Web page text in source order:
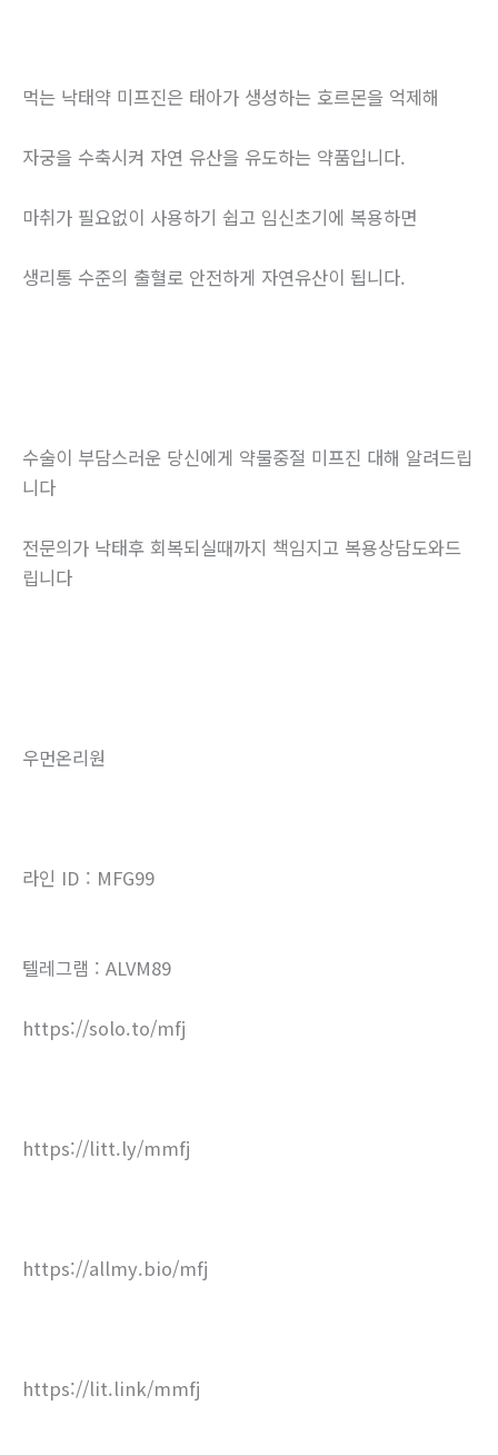
먹는 낙태약 미프진은 태아가 생성하는 호르몬을 억제해
자궁을 수축시켜 자연 유산을 유도하는 약품입니다.
마취가 필요없이 사용하기 쉽고 임신초기에 복용하면
생리통 수준의 출혈로 안전하게 자연유산이 됩니다.
수술이 부담스러운 당신에게 약물중절 미프진 대해 알려드립
니다
전문의가 낙태후 회복되실때까지 책임지고 복용상담도와드
립니다
우먼온리원
라인 ID : MFG99
텔레그램 : ALVM89
https://solo.to/mfj
https://litt.ly/mmfj
https://allmy.bio/mfj
https://lit.link/mmfj